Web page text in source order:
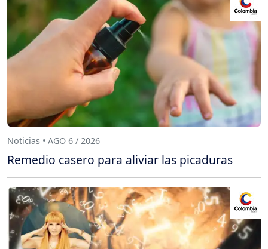
Noticias • AGO 6 / 2026
Remedio casero para aliviar las picaduras